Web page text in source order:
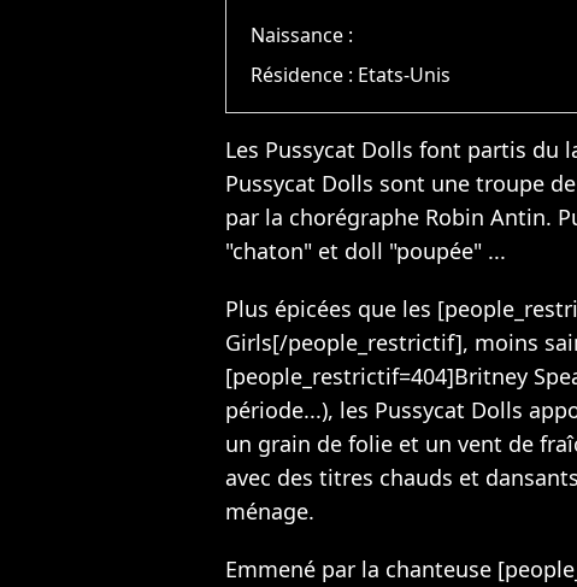
Naissance :
Résidence : Etats-Unis
Les Pussycat Dolls font partis du
Pussycat Dolls sont une troupe
par la chorégraphe Robin Antin.
"chaton" et doll "poupée" ...
Plus épicées que les
Girls[/people_restrictif], moins
[people_restrictif=404]Britney
période...), les Pussycat Dolls
un grain de folie et un vent de
avec des titres chauds et
ménage.
Emmené par la chanteuse